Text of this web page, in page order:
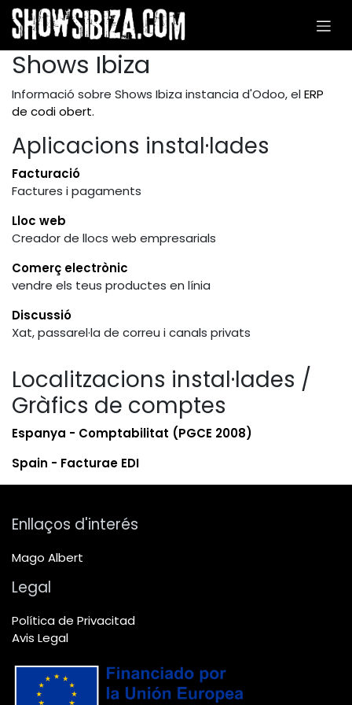
Skip to Content
Shows Ibiza
Informació sobre Shows Ibiza instancia d'Odoo, elERP
de codi obert.
Aplicacions instal·lades
Facturació
Factures i pagaments
Lloc web
Creador de llocs web empresarials
Comerç electrònic
vendre els teus productes en línia
Discussió
Xat, passarel·la de correu i canals privats
Localitzacions instal·lades /
Gràfics de comptes
Espanya - Comptabilitat (PGCE 2008)
Spain - Facturae EDI
Enllaços d'interés
Mago Albert
Legal
Política de Privacitad
Avis Legal